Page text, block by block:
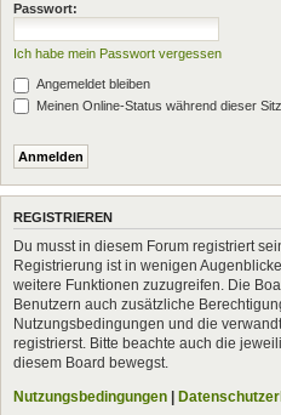
Passwort:
Ich habe mein Passwort vergessen
Angemeldet bleiben
Meinen Online-Status während dieser
REGISTRIEREN
Du musst in diesem Forum registriert
Registrierung ist in wenigen
weitere Funktionen zuzugreifen. Die
Benutzern auch zusätzliche
Nutzungsbedingungen und die
registrierst. Bitte beachte auch die
diesem Board bewegst.
Nutzungsbedingungen |